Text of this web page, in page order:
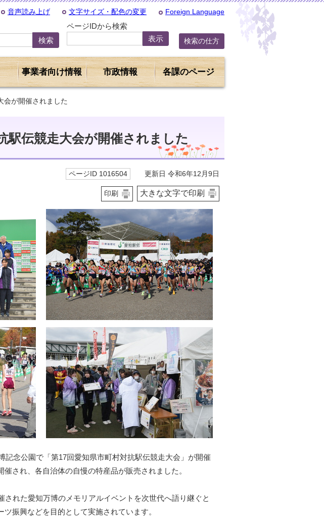
音声読み上げ 文字サイズ・配色の変更 Foreign Language
ページIDから検索
検索の仕方
事業者向け情報 市政情報 各課のページ
会が開催されました
駅伝競走大会が開催されました
ページID 1016504 更新日 令和6年12月9日
印刷 大きな文字で印刷
記念公園で「第17回愛知県市町村対抗駅伝競走大会」が開催
され、各自治体の自慢の特産品が販売されました。
された愛知万博のメモリアルイベントを次世代へ語り継ぐと
振興などを目的として実施されています。